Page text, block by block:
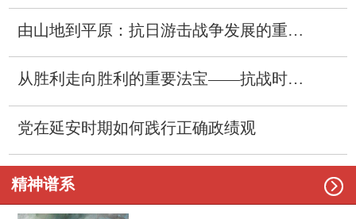
由山地到平原：抗日游击战争发展的重要一步
从胜利走向胜利的重要法宝——抗战时期的群众路线
党在延安时期如何践行正确政绩观
精神谱系 